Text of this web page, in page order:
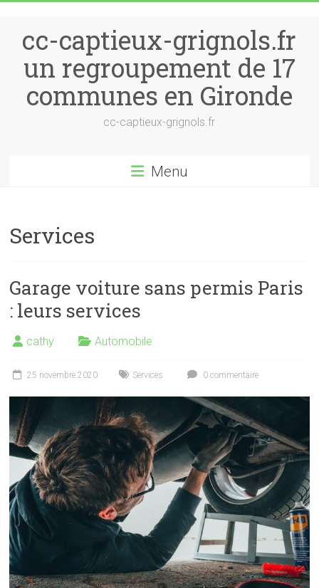
cc-captieux-grignols.fr
un regroupement de 17
communes en Gironde
cc-captieux-grignols.fr
Menu
Services
Garage voiture sans permis Paris
: leurs services
cathy Automobile
25 novembre 2020 Services 0 commentaire